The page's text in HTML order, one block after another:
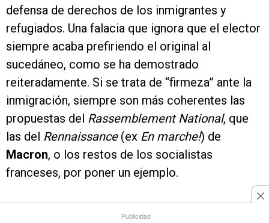
defensa de derechos de los inmigrantes y
refugiados. Una falacia que ignora que el elector
siempre acaba prefiriendo el original al
sucedáneo, como se ha demostrado
reiteradamente. Si se trata de “firmeza” ante la
inmigración, siempre son más coherentes las
propuestas del Rassemblement National, que
las del Rennaissance(ex En marche!) de
Macron, o los restos de los socialistas
franceses, por poner un ejemplo.
Creo que en esas elecciones está en juego, en
Publicidad